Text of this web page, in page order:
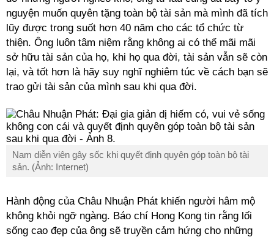
nguyện muốn quyên tặng toàn bộ tài sản mà mình đã tích
lũy được trong suốt hơn 40 năm cho các tổ chức từ
thiện. Ông luôn tâm niệm rằng không ai có thể mãi mãi
sở hữu tài sản của họ, khi họ qua đời, tài sản vẫn sẽ còn
lại, và tốt hơn là hãy suy nghĩ nghiêm túc về cách bạn sẽ
trao gửi tài sản của mình sau khi qua đời.
Nam diễn viên gây sốc khi quyết định quyên góp toàn bộ tài
sản. (Ảnh: Internet)
Hành động của Châu Nhuận Phát khiến người hâm mộ
không khỏi ngỡ ngàng. Báo chí Hong Kong tin rằng lối
sống cao đẹp của ông sẽ truyền cảm hứng cho những